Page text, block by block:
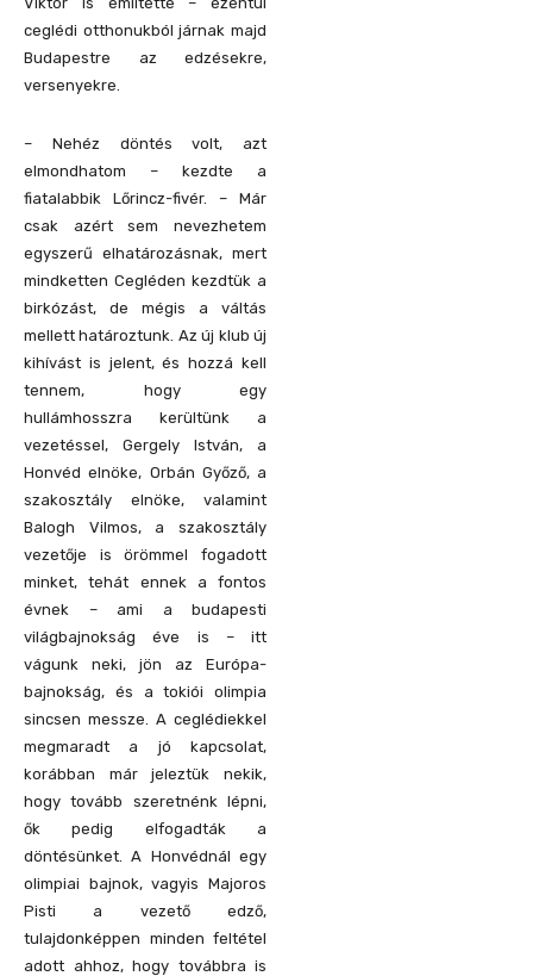
ceglédi otthonukból járnak majd
Budapestre az edzésekre,
versenyekre.
– Nehéz döntés volt, azt
elmondhatom – kezdte a
fiatalabbik Lőrincz-fivér. – Már
csak azért sem nevezhetem
egyszerű elhatározásnak, mert
mindketten Cegléden kezdtük a
birkózást, de mégis a váltás
mellett határoztunk. Az új klub új
kihívást is jelent, és hozzá kell
tennem, hogy egy
hullámhosszra kerültünk a
vezetéssel, Gergely István, a
Honvéd elnöke, Orbán Győző, a
szakosztály elnöke, valamint
Balogh Vilmos, a szakosztály
vezetője is örömmel fogadott
minket, tehát ennek a fontos
évnek – ami a budapesti
világbajnokság éve is – itt
vágunk neki, jön az Európa-
bajnokság, és a tokiói olimpia
sincsen messze. A ceglédiekkel
megmaradt a jó kapcsolat,
korábban már jeleztük nekik,
hogy tovább szeretnénk lépni,
ők pedig elfogadták a
döntésünket. A Honvédnál egy
olimpiai bajnok, vagyis Majoros
Pisti a vezető edző,
tulajdonképpen minden feltétel
adott ahhoz, hogy továbbra is